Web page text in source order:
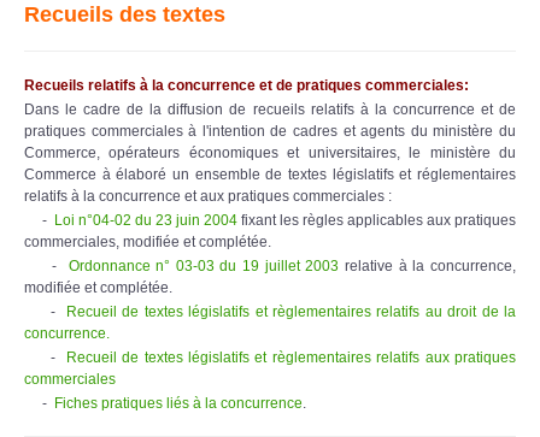
Recueils des textes
Recueils relatifs à la concurrence et de pratiques commerciales:
Dans le cadre de la diffusion de recueils relatifs à la concurrence et de
pratiques commerciales à l'intention de cadres et agents du ministère du
Commerce, opérateurs économiques et universitaires, le ministère du
Commerce à élaboré un ensemble de textes législatifs et réglementaires
relatifs à la concurrence et aux pratiques commerciales :
- Loi n°04-02 du 23 juin 2004 fixant les règles applicables aux pratiques
commerciales, modifiée et complétée.
- Ordonnance n° 03-03 du 19 juillet 2003 relative à la concurrence,
modifiée et complétée.
- Recueil de textes législatifs et règlementaires relatifs au droit de la
concurrence.
-
Recueil de textes législatifs et règlementaires relatifs aux pratiques
commerciales
- Fiches pratiques liés à la concurrence.